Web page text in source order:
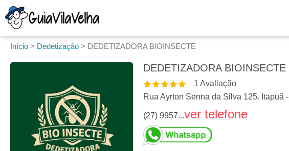
Início > Dedetização > DEDETIZADORA BIOINSECTE
DEDETIZADORA BIOINSECTE
1 Avaliação
Rua Ayrton Senna da Silva 125. Itapuã -
(27) 9957...ver telefone